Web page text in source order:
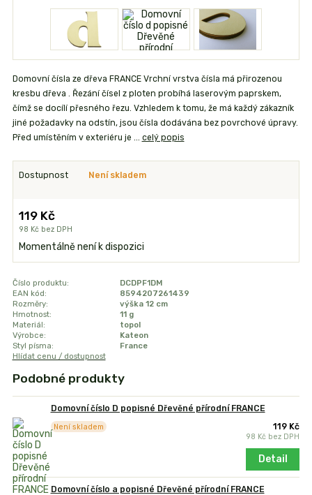
Domovní čísla ze dřeva FRANCE Vrchní vrstva čísla má přirozenou
kresbu dřeva . Řezání čísel z ploten probíhá laserovým paprskem,
čímž se docílí přesného řezu. Vzhledem k tomu, že má každý zákazník
jiné požadavky na odstín, jsou čísla dodávána bez povrchové úpravy.
Před umístěním v exteriéru je ... celý popis
Dostupnost Není skladem
119 Kč
98 Kč bez DPH
Momentálně není k dispozici
Číslo produktu:
DCDPF1DM
EAN kód:
8594207261439
Rozměry:
výška 12 cm
Hmotnost:
11 g
Materiál:
topol
Výrobce:
Kateon
Styl písma:
France
Hlídat cenu / dostupnost
Podobné produkty
Domovní číslo D popisné Dřevěné přírodní FRANCE
119 Kč
98 Kč bez DPH
Není skladem
Detail
Domovní číslo a popisné Dřevěné přírodní FRANCE